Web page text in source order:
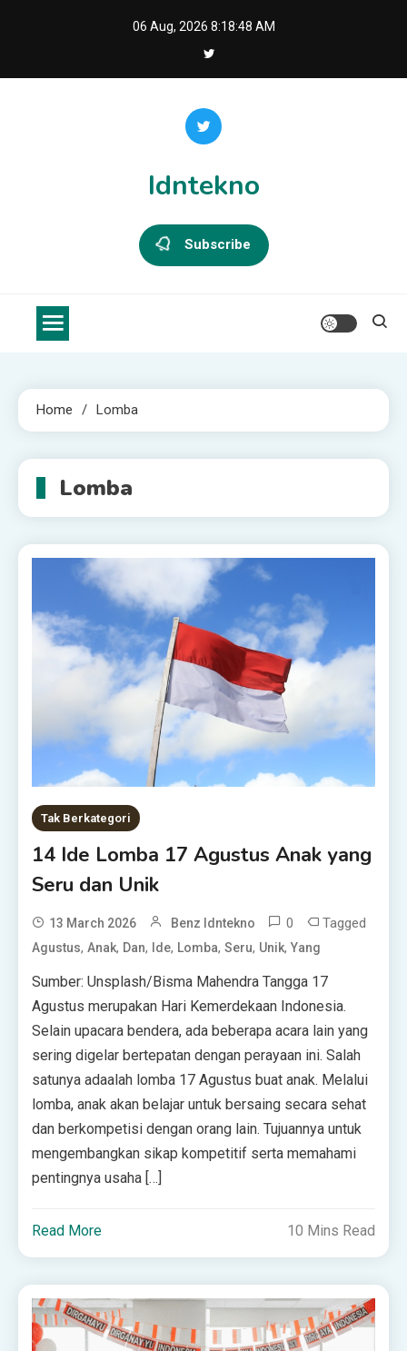
06 Aug, 2026 8:18:49 AM
Idntekno
Subscribe
Home Lomba
Lomba
Tak Berkategori
14 Ide Lomba 17 Agustus Anak yang
Seru dan Unik
13 March 2026 Benz Idntekno 0 Tagged
Agustus,Anak, Dan, Ide, Lomba,Seru, Unik,Yang
Sumber: Unsplash/Bisma Mahendra Tangga 17
Agustus merupakan Hari Kemerdekaan Indonesia.
Selain upacara bendera, ada beberapa acara lain yang
sering digelar bertepatan dengan perayaan ini. Salah
satunya adaalah lomba 17 Agustus buat anak. Melalui
lomba, anak akan belajar untuk bersaing secara sehat
dan berkompetisi dengan orang lain. Tujuannya untuk
mengembangkan sikap kompetitif serta memahami
pentingnya usaha […]
Read More 10 Mins Read